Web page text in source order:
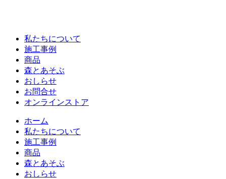
私たちについて
施工事例
商品
森とあそぶ
おしらせ
お問合せ
オンラインストア
ホーム
私たちについて
施工事例
商品
森とあそぶ
おしらせ